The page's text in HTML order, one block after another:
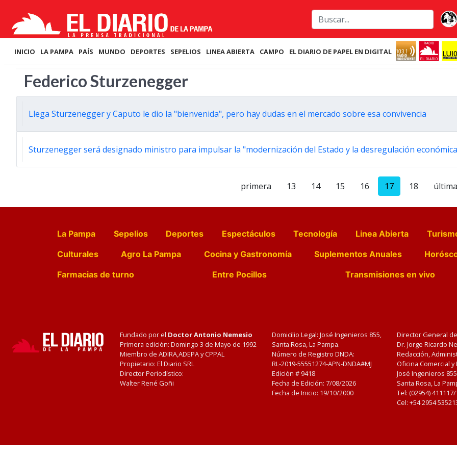
INICIO LA PAMPA PAÍS MUNDO DEPORTES SEPELIOS LINEA ABIERTA CAMPO EL DIARIO DE PAPEL EN DIGITAL
Federico Sturzenegger
Llega Sturzenegger y Caputo le dio la "bienvenida", pero hay dudas en el mercado sobre esa convivencia
Sturzenegger será designado ministro para impulsar la "modernización del Estado y la desregulación
primera 13 14 15 16 17 18 última
La Pampa Sepelios Deportes Espectáculos Tecnología Linea Abierta
Culturales
Agro La Pampa Cocina y Gastronomía Suplementos Anuales
Farmacias de turno
Entre Pocillos Transmisiones en vivo
Fundado por el Doctor Antonio Nemesio
Primera edición: Domingo 3 de Mayo de 1992
Miembro de ADIRA,ADEPA y CPPAL
Propietario: El Diario SRL
Director Periodístico:
Walter René Goñi
Domicilio Legal: José Ingenieros 855,
Santa Rosa, La Pampa.
Número de Registro DNDA:
RL-2019-55551274-APN-DNDA#MJ
Edición # 9418
Fecha de Edición: 7/08/2026
Fecha de Inicio: 19/10/2000
Director General
Dr. Jorge Ricardo
Redacción,
Oficina Comercial
José Ingenieros
Santa Rosa, La
Tel: (02954)
Cel: +54 2954